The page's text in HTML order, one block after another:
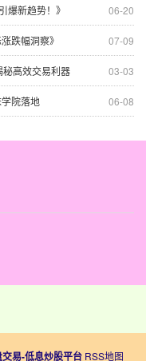
06-20
爆新趋势！》
07-09
跌幅洞察》
03-03
秘高效交易利器
06-08
院落地
易-低息炒股平台 RSS地图